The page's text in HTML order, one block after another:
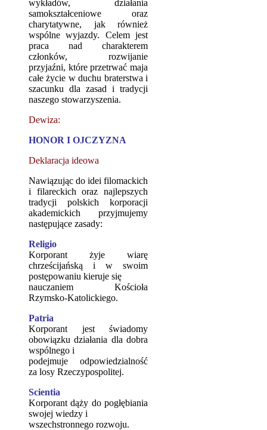
wykładów, działania
samokształceniowe oraz
charytatywne, jak również
wspólne wyjazdy. Celem jest
praca nad charakterem
członków, rozwijanie
przyjaźni, które przetrwać maja
całe życie w duchu braterstwa i
szacunku dla zasad i tradycji
naszego stowarzyszenia.
Dewiza:
HONOR I OJCZYZNA
Deklaracja ideowa
Nawiązując do idei filomackich
i filareckich oraz najlepszych
tradycji polskich korporacji
akademickich przyjmujemy
następujące zasady:
Religio
Korporant żyje wiarę
chrześcijańską i w swoim
postępowaniu kieruje się
nauczaniem Kościoła
Rzymsko-Katolickiego.
Patria
Korporant jest świadomy
obowiązku działania dla dobra
wspólnego i
podejmuje odpowiedzialność
za losy Rzeczypospolitej.
Scientia
Korporant dąży do pogłębiania
swojej wiedzy i
wszechstronnego rozwoju.